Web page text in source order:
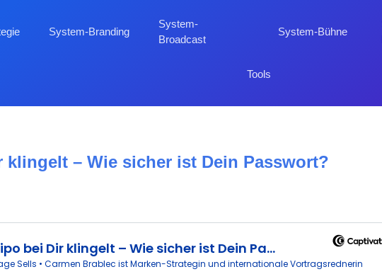
System-Branding
System-
Broadcast
System-Bühne
Tools
– Wie sicher ist Dein Passwort?